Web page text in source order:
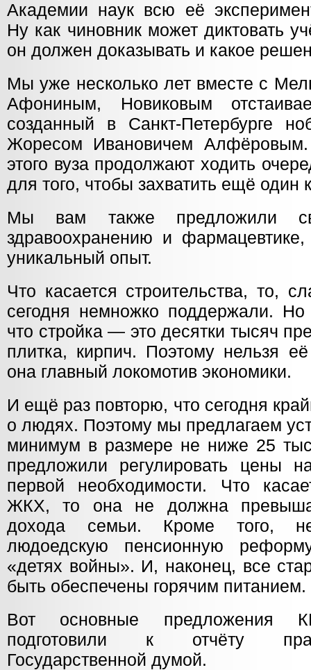
Академии наук всю её
Ну как чиновник может диктовать
он должен доказывать и какое
Мы уже несколько лет вместе с
Афониным, Новиковым
созданный в Санкт-Петербурге
Жоресом Ивановичем
этого вуза продолжают ходить
для того, чтобы захватить ещё один
Мы вам также предложили
здравоохранению и
уникальный опыт.
Что касается строительства, то,
сегодня немножко поддержали.
что стройка — это десятки тысяч
плитка, кирпич. Поэтому нельзя
она главный локомотив экономики.
И ещё раз повторю, что сегодня
о людях. Поэтому мы предлагаем
минимум в размере не ниже 25
предложили регулировать цены
первой необходимости. Что
ЖКХ, то она не должна
дохода семьи. Кроме того,
людоедскую пенсионную
«детях войны». И, наконец, все
быть обеспечены горячим питанием.
Вот основные предложения
подготовили к отчёту
Государственной думой.